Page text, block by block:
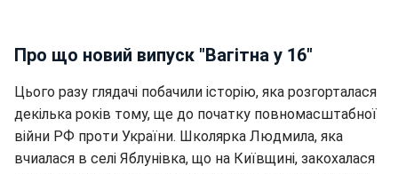
Про що новий випуск "Вагітна у 16"
Цього разу глядачі побачили історію, яка розгорталася
декілька років тому, ще до початку повномасштабної
війни РФ проти України. Школярка Людмила, яка
вчиалася в селі Яблунівка, що на Київщині, закохалася